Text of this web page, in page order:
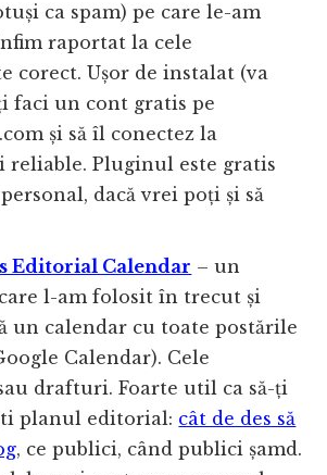
ca spam) pe care le-am
raportat la cele
corect. Ușor de instalat (va
faci un cont gratis pe
și să îl conectez la
reliable. Pluginul este gratis
dacă vrei poți și să
Editorial Calendar – un
l-am folosit în trecut și
un calendar cu toate postările
Calendar). Cele
drafturi. Foarte util ca să-ți
planul editorial: cât de des să
, ce publici, când publici șamd.